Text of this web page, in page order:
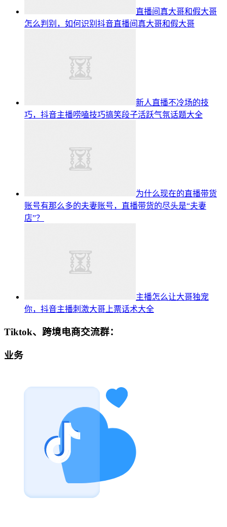
直播间真大哥和假大哥
怎么判别，如何识别抖音直播间真大哥和假大哥
新人直播不冷场的技
巧，抖音主播唠嗑技巧搞笑段子活跃气氛话题大全
为什么现在的直播带货
账号有那么多的夫妻账号，直播带货的尽头是“夫妻
店”？
主播怎么让大哥独宠
你，抖音主播刺激大哥上票话术大全
Tiktok、跨境电商交流群：
业务